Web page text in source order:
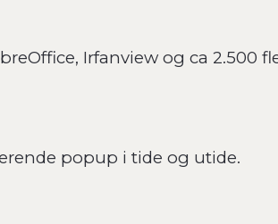
Irfanview og ca 2.500
popup i tide og utide.